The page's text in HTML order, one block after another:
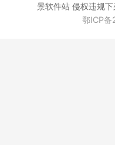
景软件站 侵权违规
鄂ICP